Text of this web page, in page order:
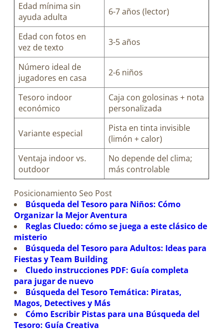
Edad mínima sin
ayuda adulta
6-7 años (lector)
Edad con fotos en
vez de texto
3-5 años
Número ideal de
jugadores en casa
2-6 niños
Tesoro indoor
económico
Caja con golosinas + nota
personalizada
Variante especial
Pista en tinta invisible
(limón + calor)
Ventaja indoor vs.
outdoor
No depende del clima;
más controlable
Posicionamiento Seo Post
Búsqueda del Tesoro para Niños: Cómo
Organizar la Mejor Aventura
Reglas Cluedo: cómo se juega a este clásico de
misterio
Búsqueda del Tesoro para Adultos: Ideas para
Fiestas y Team Building
Cluedo instrucciones PDF: Guía completa
para jugar de nuevo
Búsqueda del Tesoro Temática: Piratas,
Magos, Detectives y Más
Cómo Escribir Pistas para una Búsqueda del
Tesoro: Guía Creativa